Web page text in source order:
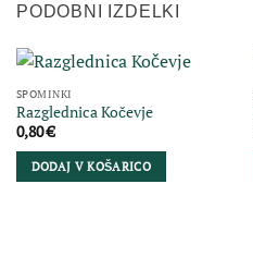
PODOBNI IZDELKI
SPOMINKI
Razglednica Kočevje
0,80€
DODAJ V KOŠARICO